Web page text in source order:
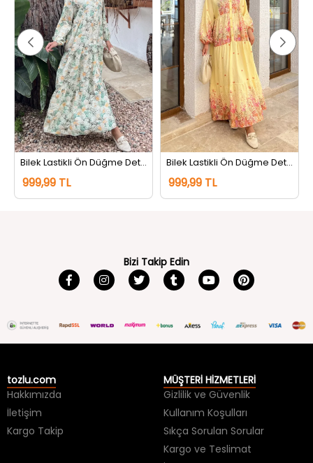
Bilek Lastikli Ön Düğme Detaylı Desenli Yazlık Tesettür Elbise Taş Yeşil
999,99 TL
Bilek Lastikli Ön Düğme Detaylı Desenli Yazlık Tesettür Elbise Sarı Fuşya
999,99 TL
Bizi Takip Edin
tozlu.com
Hakkımızda
İletişim
Kargo Takip
MÜŞTERİ HİZMETLERİ
Gizlilik ve Güvenlik
Kullanım Koşulları
Sıkça Sorulan Sorular
Kargo ve Teslimat